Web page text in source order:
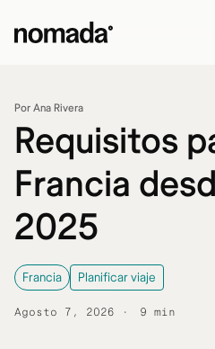
Por Ana Rivera
Requisitos
Francia
2025
Francia Planificar viaje
Agosto 7, 2026 9 min